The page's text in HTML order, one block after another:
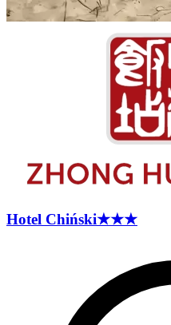
Hotel Chiński★★★